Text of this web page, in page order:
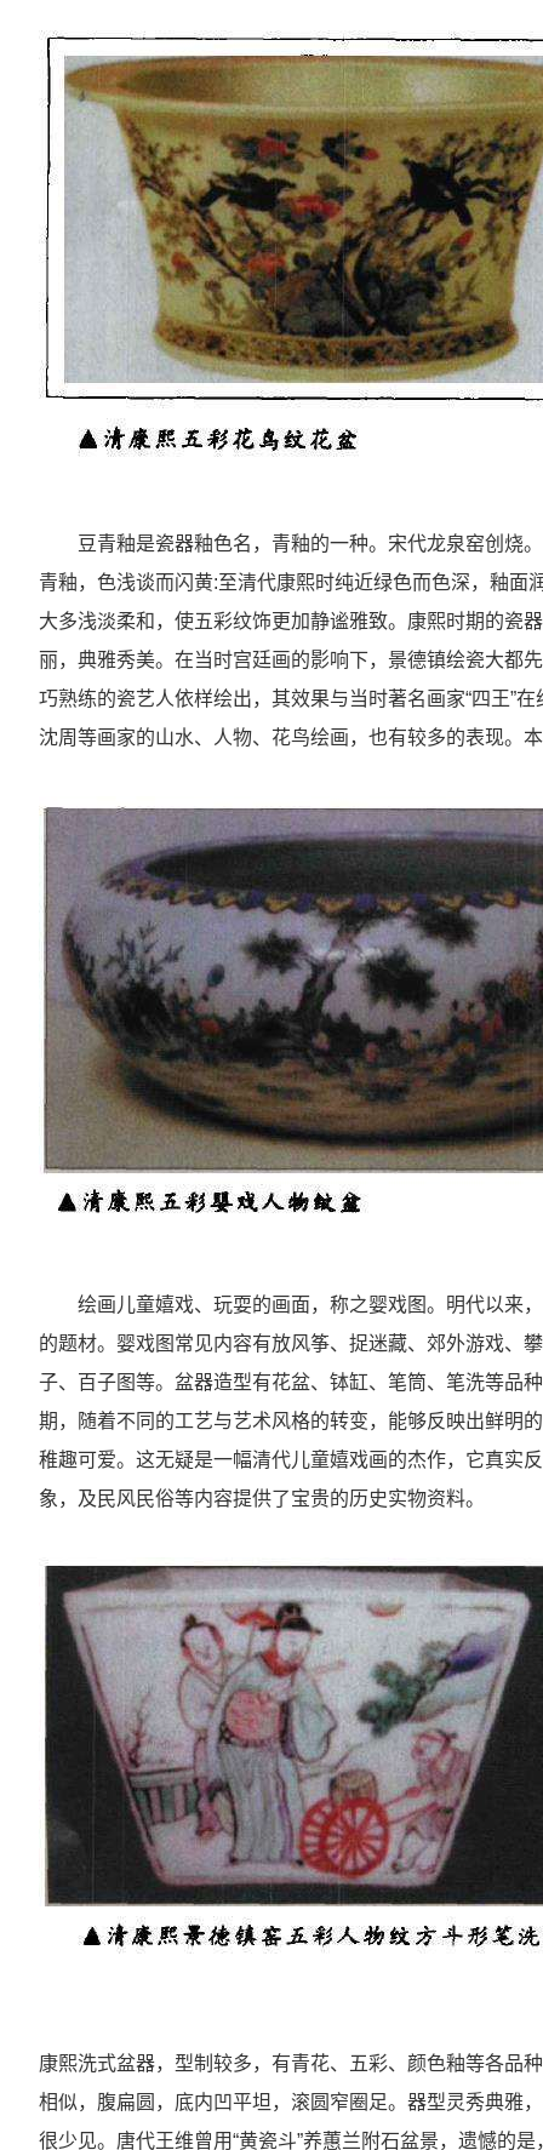
豆青釉是瓷器釉色名，青釉的一种。宋代龙泉窑创烧
青釉，色浅谈而闪黄:至清代康熙时纯近绿色而色深，釉
大多浅淡柔和，使五彩纹饰更加静谧雅致。康熙时期的瓷
丽，典雅秀美。在当时宫廷画的影响下，景德镇绘瓷大都
巧熟练的瓷艺人依样绘出，其效果与当时著名画家“四王”
沈周等画家的山水、人物、花鸟绘画，也有较多的表现。
绘画儿童嬉戏、玩耍的画面，称之婴戏图。明代以来
的题材。婴戏图常见内容有放风筝、捉迷藏、郊外游戏、
子、百子图等。盆器造型有花盆、钵缸、笔筒、笔洗等品
期，随着不同的工艺与艺术风格的转变，能够反映出鲜明
稚趣可爱。这无疑是一幅清代儿童嬉戏画的杰作，它真实
象，及民风民俗等内容提供了宝贵的历史实物资料。
康熙洗式盆器，型制较多，有青花、五彩、颜色釉等各品
相似，腹扁圆，底内凹平坦，滚圆窄圈足。器型灵秀典雅
很少见。唐代王维曾用“黄瓷斗”养蕙兰附石盆景，遗憾的